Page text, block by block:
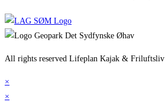
All rights reserved Lifeplan Kajak & Friluftsliv
×
×